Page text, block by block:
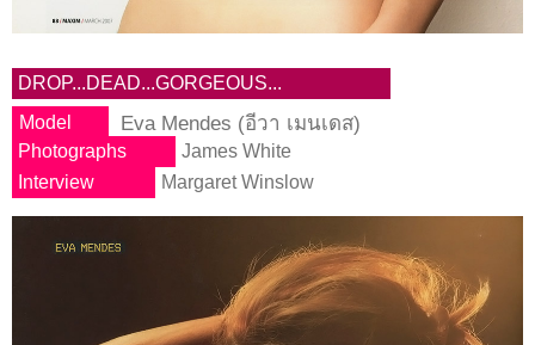
DROP...DEAD...GORGEOUS...
Model
Eva Mendes (อีวา เมนเดส)
Photographs
James White
Interview
Margaret Winslow